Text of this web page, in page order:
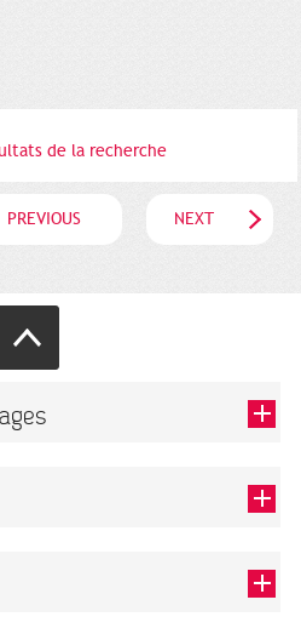
de la recherche
PREVIOUS NEXT